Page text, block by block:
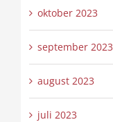
oktober 2023
september 2023
august 2023
juli 2023